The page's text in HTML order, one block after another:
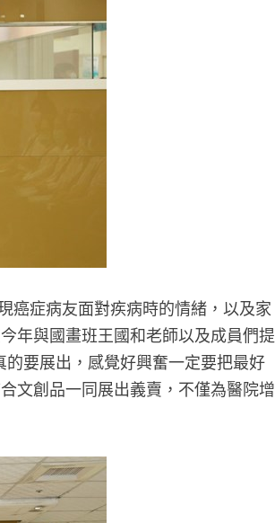
癌症病友面對疾病時的情緒，以及家
年與國畫班王國和老師以及成員們提
要展出，感覺好興奮一定要把最好
文創品一同展出義賣，不僅為醫院增